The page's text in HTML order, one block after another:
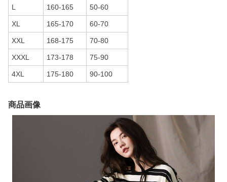
L 160-165 50-60
XL 165-170 60-70
XXL 168-175 70-80
XXXL 173-178 75-90
4XL 175-180 90-100
商品画像